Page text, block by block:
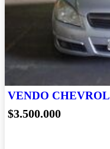
VENDO
$3.500.000